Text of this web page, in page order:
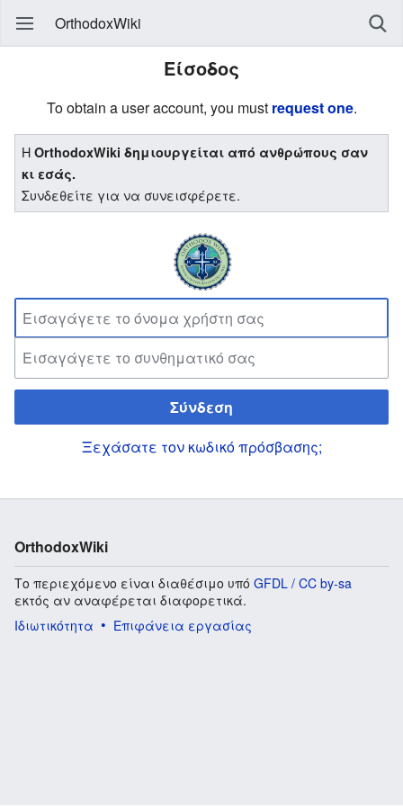
OrthodoxWiki
Είσοδος
To obtain a user account, you must request one.
ΗOrthodoxWiki δημιουργείται από ανθρώπους σαν
κι εσάς.
Συνδεθείτε για να συνεισφέρετε.
Σύνδεση
Ξεχάσατε τον κωδικό πρόσβασης;
OrthodoxWiki
Το περιεχόμενο είναι διαθέσιμο υπό GFDL / CC by-sa
εκτός αν αναφέρεται διαφορετικά.
Ιδιωτικότητα
Επιφάνεια εργασίας